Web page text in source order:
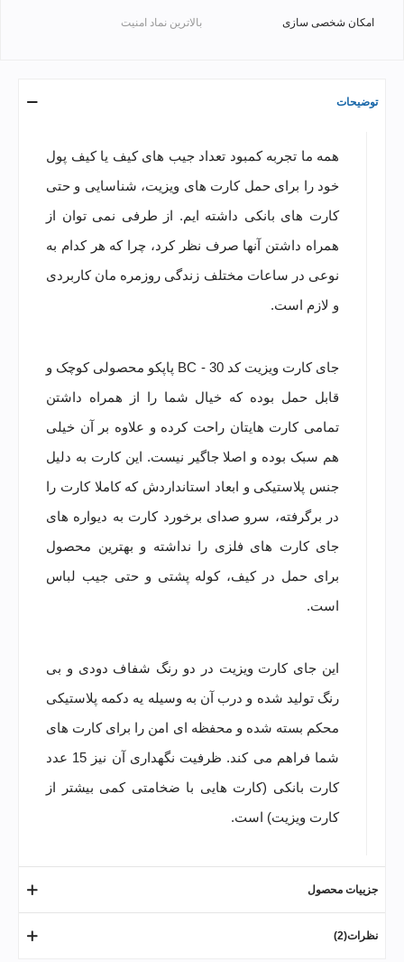
امکان شخصی سازی بالاترین نماد امنیت
توضیحات
همه ما تجربه کمبود تعداد جیب های کیف یا کیف پول
خود را برای حمل کارت های ویزیت، شناسایی و حتی
کارت های بانکی داشته ایم. از طرفی نمی توان از
همراه داشتن آنها صرف نظر کرد، چرا که هر کدام به
نوعی در ساعات مختلف زندگی روزمره مان کاربردی
و لازم است.
جای کارت ویزیت کد BC - 30 پاپکو محصولی کوچک و
قابل حمل بوده که خیال شما را از همراه داشتن
تمامی کارت هایتان راحت کرده و علاوه بر آن خیلی
هم سبک بوده و اصلا جاگیر نیست. این کارت به دلیل
جنس پلاستیکی و ابعاد استانداردش که کاملا کارت را
در برگرفته، سرو صدای برخورد کارت به دیواره های
جای کارت های فلزی را نداشته و بهترین محصول
برای حمل در کیف، کوله پشتی و حتی جیب لباس
است.
این جای کارت ویزیت در دو رنگ شفاف دودی و بی
رنگ تولید شده و درب آن به وسیله یه دکمه پلاستیکی
محکم بسته شده و محفظه ای امن را برای کارت های
شما فراهم می کند. ظرفیت نگهداری آن نیز 15 عدد
کارت بانکی (کارت هایی با ضخامتی کمی بیشتر از
کارت ویزیت) است.
جزییات محصول
نظرات(2)